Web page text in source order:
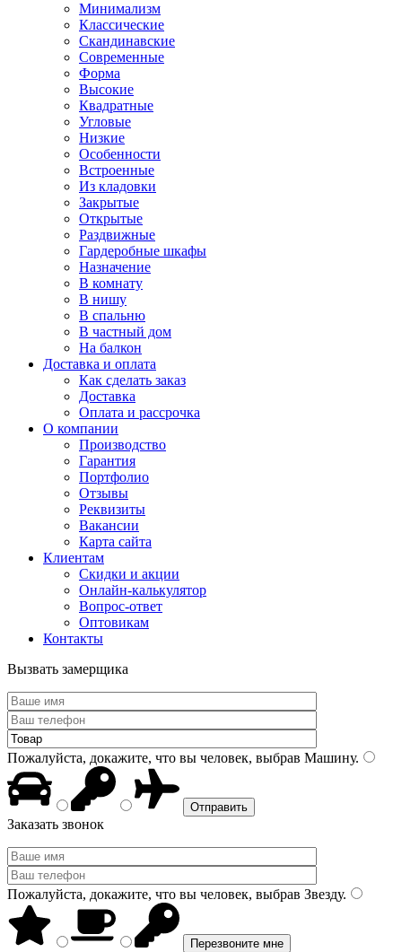
Минимализм
Классические
Скандинавские
Современные
Форма
Высокие
Квадратные
Угловые
Низкие
Особенности
Встроенные
Из кладовки
Закрытые
Открытые
Раздвижные
Гардеробные шкафы
Назначение
В комнату
В нишу
В спальню
В частный дом
На балкон
Доставка и оплата
Как сделать заказ
Доставка
Оплата и рассрочка
О компании
Производство
Гарантия
Портфолио
Отзывы
Реквизиты
Вакансии
Карта сайта
Клиентам
Скидки и акции
Онлайн-калькулятор
Вопрос-ответ
Оптовикам
Контакты
Вызвать замерщика
Пожалуйста, докажите, что вы человек, выбрав Машину.
Заказать звонок
Пожалуйста, докажите, что вы человек, выбрав Звезду.